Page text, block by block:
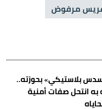
مرفوض
بلاستيكي» بحوزته..
انتحل صفات أمنية